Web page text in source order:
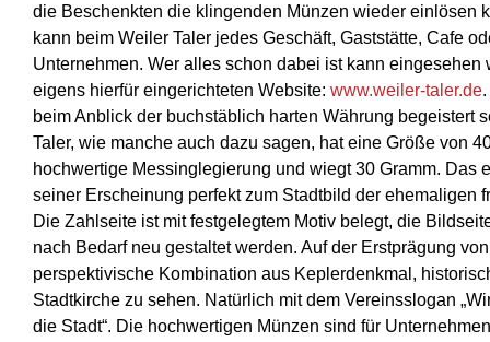
die Beschenkten die klingenden Münzen wieder einlösen
kann beim Weiler Taler jedes Geschäft, Gaststätte, Cafe
Unternehmen. Wer alles schon dabei ist kann eingesehen
eigens hierfür eingerichteten Website: www.weiler-taler.de
beim Anblick der buchstäblich harten Währung begeistert
Taler, wie manche auch dazu sagen, hat eine Größe von
hochwertige Messinglegierung und wiegt 30 Gramm. Das
seiner Erscheinung perfekt zum Stadtbild der ehemaligen
Die Zahlseite ist mit festgelegtem Motiv belegt, die
nach Bedarf neu gestaltet werden. Auf der Erstprägung
perspektivische Kombination aus Keplerdenkmal,
Stadtkirche zu sehen. Natürlich mit dem Vereinsslogan
die Stadt“. Die hochwertigen Münzen sind für